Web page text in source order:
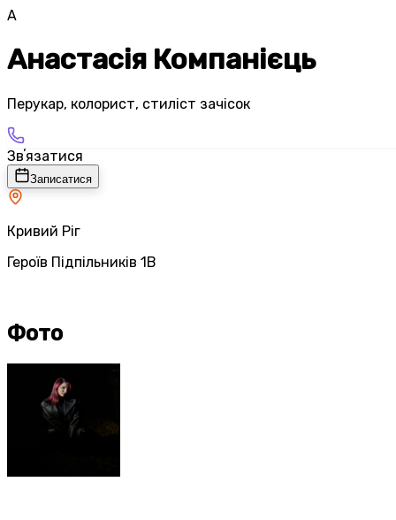
А
Анастасія Компанієць
Перукар, колорист, стиліст зачісок
Звʼязатися
Записатися
Кривий Ріг
Героїв Підпільників 1В
Фото